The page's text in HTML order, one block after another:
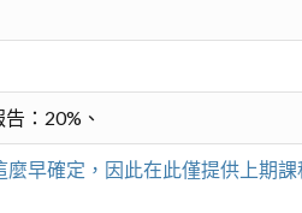
：20%、
早確定，因此在此僅提供上期